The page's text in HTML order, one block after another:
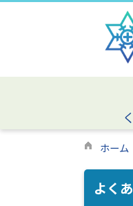
ホーム
よく